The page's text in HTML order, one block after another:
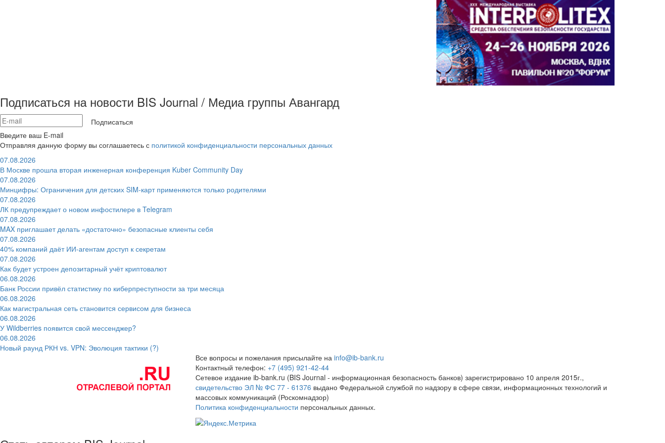
Подписаться на новости BIS Journal / Медиа группы Авангард
Подписаться
Введите ваш E-mail
Отправляя данную форму вы соглашаетесь с политикой конфиденциальности персональных данных
07.08.2026
В Москве прошла вторая инженерная конференция Kuber Community Day
07.08.2026
Минцифры: Ограничения для детских SIM-карт применяются только родителями
07.08.2026
ЛК предупреждает о новом инфостилере в Telegram
07.08.2026
MAX приглашает делать «достаточно» безопасные клиенты себя
07.08.2026
40% компаний даёт ИИ‑агентам доступ к секретам
07.08.2026
Как будет устроен депозитарный учёт криптовалют
06.08.2026
Банк России привёл статистику по киберпреступности за три месяца
06.08.2026
Как магистральная сеть становится сервисом для бизнеса
06.08.2026
У Wildberries появится свой мессенджер?
06.08.2026
Новый раунд РКН vs. VPN: Эволюция тактики (?)
Все вопросы и пожелания присылайте на info@ib-bank.ru
Контактный телефон: +7 (495) 921-42-44
Сетевое издание ib-bank.ru (BIS Journal - информационная безопасность банков) зарегистрировано 10 апреля 2015г.,
свидетельство ЭЛ № ФС 77 - 61376 выдано Федеральной службой по надзору в сфере связи, информационных технологий и
массовых коммуникаций (Роскомнадзор)
Политика конфиденциальности персональных данных.